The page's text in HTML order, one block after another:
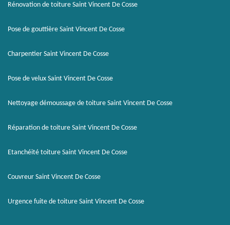
Rénovation de toiture Saint Vincent De Cosse
Pose de gouttière Saint Vincent De Cosse
Charpentier Saint Vincent De Cosse
Pose de velux Saint Vincent De Cosse
Nettoyage démoussage de toiture Saint Vincent De Cosse
Réparation de toiture Saint Vincent De Cosse
Etanchéité toiture Saint Vincent De Cosse
Couvreur Saint Vincent De Cosse
Urgence fuite de toiture Saint Vincent De Cosse